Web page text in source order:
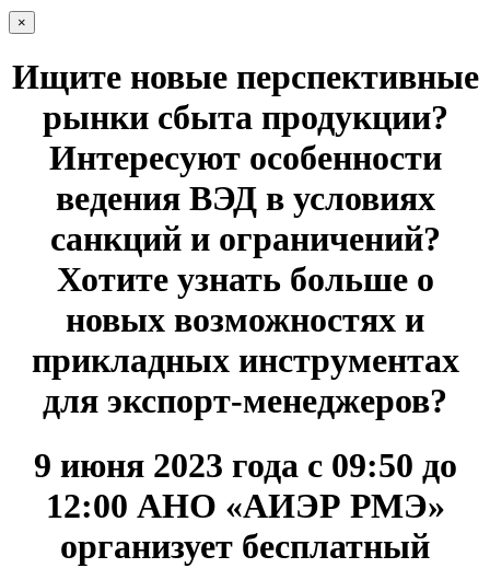
×
Ищите новые перспективные
рынки сбыта продукции?
Интересуют особенности
ведения ВЭД в условиях
санкций и ограничений?
Хотите узнать больше о
новых возможностях и
прикладных инструментах
для экспорт-менеджеров?
9 июня 2023 года с 09:50 до
12:00 АНО «АИЭР РМЭ»
организует бесплатный